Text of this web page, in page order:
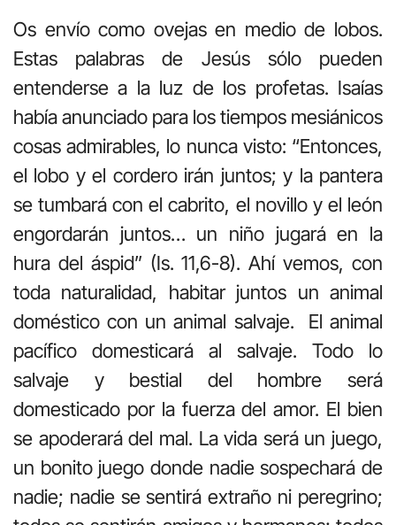
Os envío como ovejas en medio de lobos.
Estas palabras de Jesús sólo pueden
entenderse a la luz de los profetas. Isaías
había anunciado para los tiempos mesiánicos
cosas admirables, lo nunca visto: “Entonces,
el lobo y el cordero irán juntos; y la pantera
se tumbará con el cabrito, el novillo y el león
engordarán juntos… un niño jugará en la
hura del áspid” (Is. 11,6-8). Ahí vemos, con
toda naturalidad, habitar juntos un animal
doméstico con un animal salvaje. El animal
pacífico domesticará al salvaje. Todo lo
salvaje y bestial del hombre será
domesticado por la fuerza del amor. El bien
se apoderará del mal. La vida será un juego,
un bonito juego donde nadie sospechará de
nadie; nadie se sentirá extraño ni peregrino;